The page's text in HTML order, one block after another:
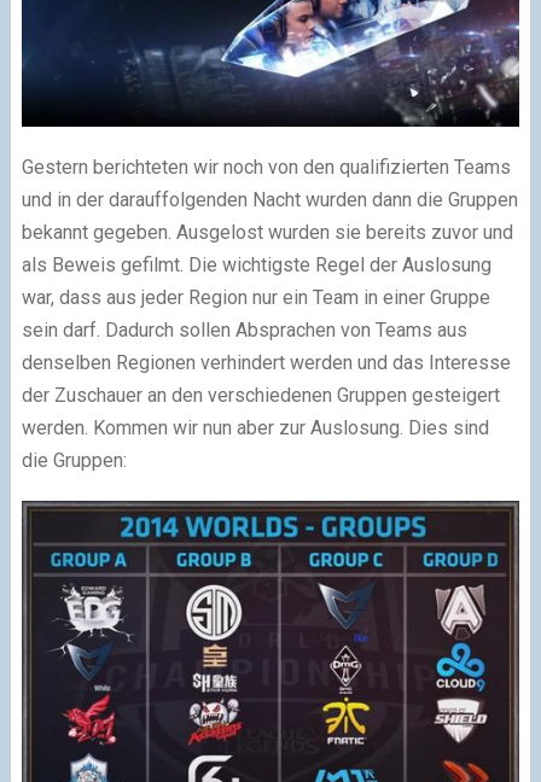
Gestern berichteten wir noch von den qualifizierten Teams
und in der darauffolgenden Nacht wurden dann die Gruppen
bekannt gegeben. Ausgelost wurden sie bereits zuvor und
als Beweis gefilmt. Die wichtigste Regel der Auslosung
war, dass aus jeder Region nur ein Team in einer Gruppe
sein darf. Dadurch sollen Absprachen von Teams aus
denselben Regionen verhindert werden und das Interesse
der Zuschauer an den verschiedenen Gruppen gesteigert
werden. Kommen wir nun aber zur Auslosung. Dies sind
die Gruppen: